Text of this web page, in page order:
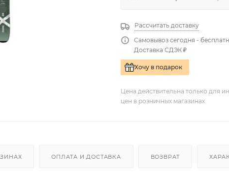
Рассчитать доставку
Самовывоз сегодня -
Доставка СДЭК ₽
Хочу в подарок
Цена действительна только для
цен в розничных магазинах
ОПЛАТА И ДОСТАВКА ВОЗВРАТ